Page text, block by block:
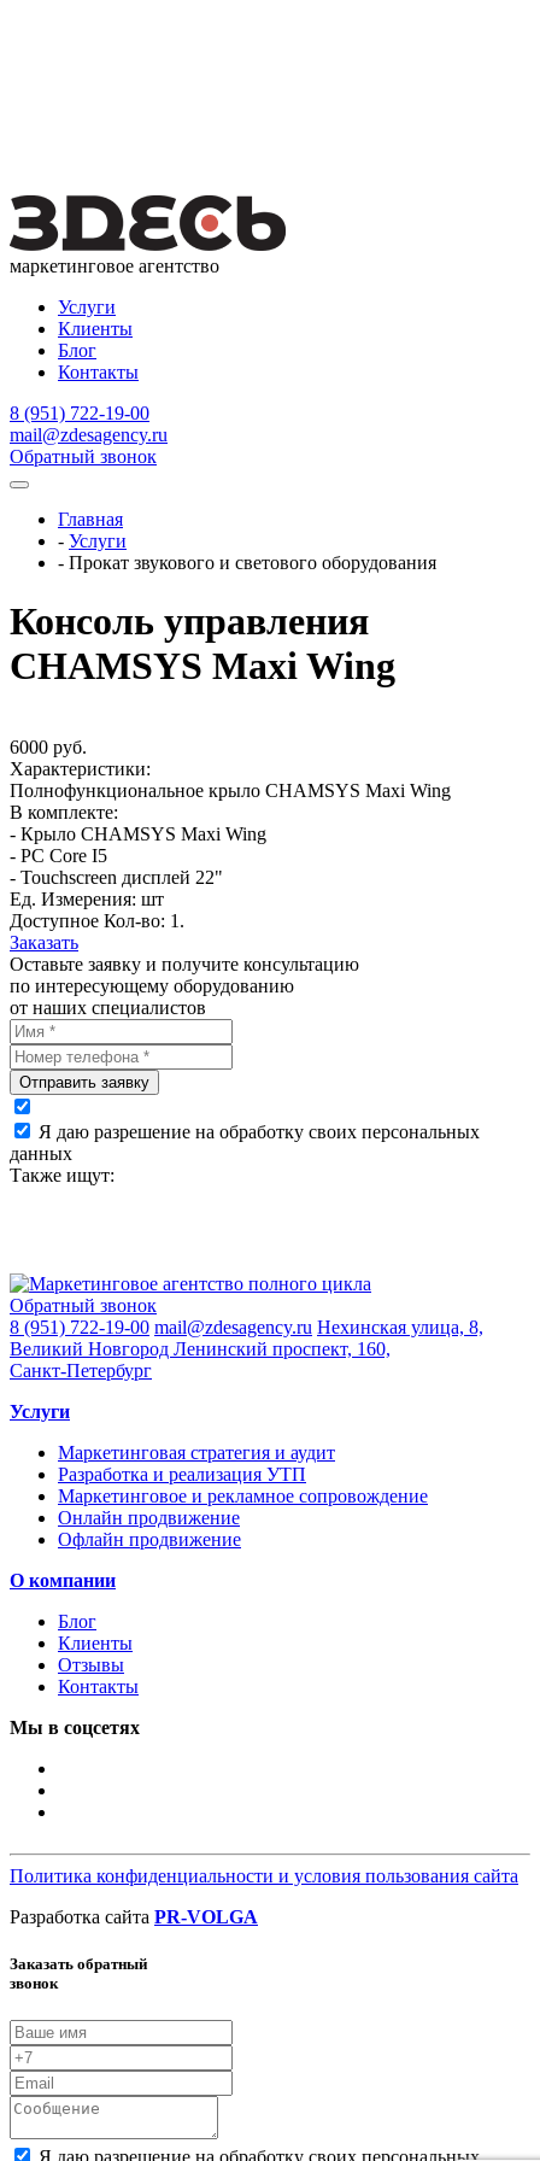
маркетинговое агентство
Услуги
Клиенты
Блог
Контакты
8 (951) 722-19-00
mail@zdesagency.ru
Обратный звонок
Главная
- Услуги
- Прокат звукового и светового оборудования
Консоль управления
CHAMSYS Maxi Wing
6000 руб.
Характеристики:
Полнофункциональное крыло CHAMSYS Maxi Wing
В комплекте:
- Крыло CHAMSYS Maxi Wing
- PC Core I5
- Touchscreen дисплей 22"
Ед. Измерения: шт
Доступное Кол-во: 1.
Заказать
Оставьте заявку и получите консультацию
по интересующему оборудованию
от наших специалистов
Отправить заявку
Я даю разрешение на обработку своих персональных
данных
Также ищут:
Обратный звонок
8 (951) 722-19-00 mail@zdesagency.ru Нехинская улица, 8,
Великий Новгород Ленинский проспект, 160,
Санкт-Петербург
Услуги
Маркетинговая стратегия и аудит
Разработка и реализация УТП
Маркетинговое и рекламное сопровождение
Онлайн продвижение
Офлайн продвижение
О компании
Блог
Клиенты
Отзывы
Контакты
Мы в соцсетях
Политика конфиденциальности и условия пользования сайта
Разработка сайта PR-VOLGA
Заказать обратный
звонок